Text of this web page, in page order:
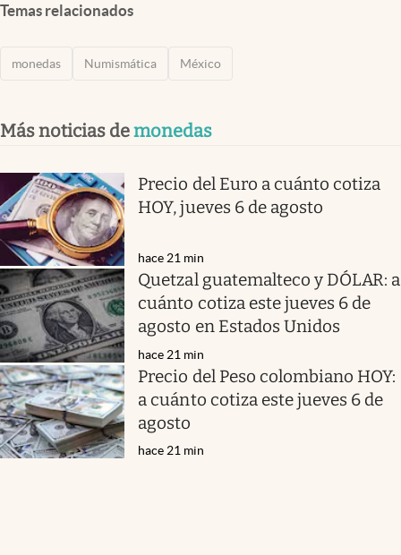
Temas relacionados
monedas Numismática México
Más noticias demonedas
Precio del Euro a cuánto cotiza
HOY, jueves 6 de agosto
hace 21 min
Quetzal guatemalteco y DÓLAR: a
cuánto cotiza este jueves 6 de
agosto en Estados Unidos
hace 21 min
Precio del Peso colombiano HOY:
a cuánto cotiza este jueves 6 de
agosto
hace 21 min